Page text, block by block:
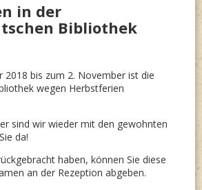
in der
Bibliothek
2018 bis zum 2. November ist die
wegen Herbstferien
sind wir wieder mit den gewohnten
da!
haben, können Sie diese
an der Rezeption abgeben.